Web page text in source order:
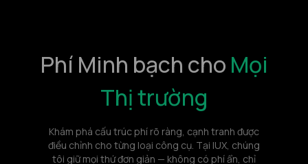
Phí Minh bạch cho Mọi
Thị trường
Khám phá cấu trúc phí rõ ràng, cạnh tranh được
điều chỉnh cho từng loại công cụ. Tại IUX, chúng
tôi giữ mọi thứ đơn giản — không có phí ẩn, chỉ